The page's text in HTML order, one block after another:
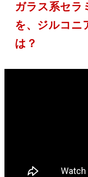
ガラス系セラ
を、ジルコニ
は？